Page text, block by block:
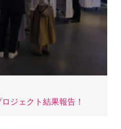
ジェクト結果報告！